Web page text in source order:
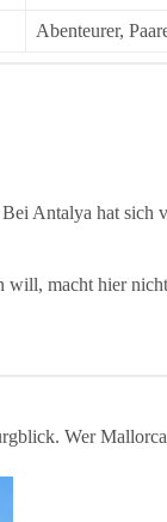
Abenteurer,
Antalya hat sich
will, macht hier
Wer